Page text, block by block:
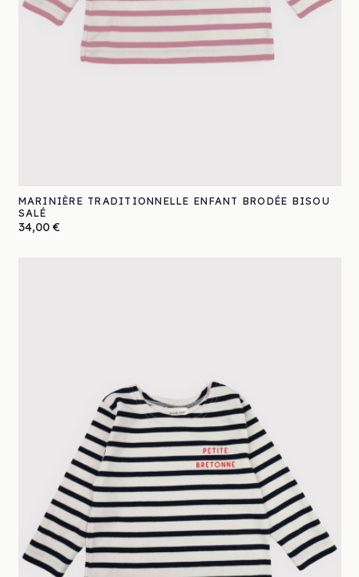
MARINIÈRE TRADITIONNELLE ENFANT BRODÉE BISOU
SALÉ
Prix
34,00 €